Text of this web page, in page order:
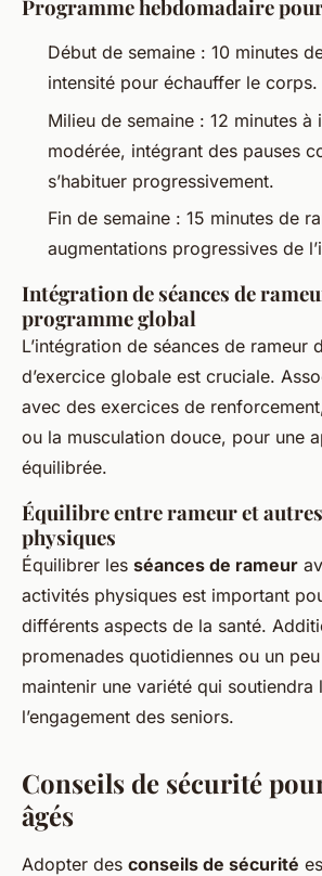
Programme hebdomadaire
Début de semaine : 10 minutes
intensité pour échauffer le corps.
Milieu de semaine : 12 minutes à
modérée, intégrant des pauses
s’habituer progressivement.
Fin de semaine : 15 minutes de
augmentations progressives de
Intégration de séances de
programme global
L’intégration de séances de rameur
d’exercice globale est cruciale.
avec des exercices de
ou la musculation douce, pour une
équilibrée.
Équilibre entre rameur et
physiques
Équilibrer les séances de rameur
activités physiques est important
différents aspects de la santé.
promenades quotidiennes ou un
maintenir une variété qui
l’engagement des seniors.
Conseils de sécurité
âgés
Adopter des conseils de sécurité